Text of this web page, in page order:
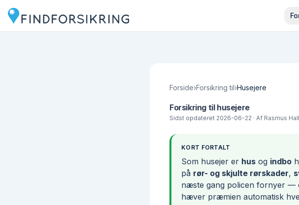
Forside›Forsikring til›Husejere
Forsikring til husejere
Sidst opdateret 2026-06-22 · Af Rasmus
KORT FORTALT
Som husejer er hus og indbo
på rør- og skjulte rørskader,
næste gang policen fornyer —
hæver præmien automatisk